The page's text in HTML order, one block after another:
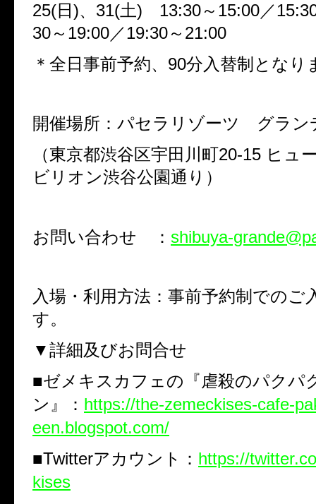
25(日 )、 31(土) 13:30～ 15:00／
30～ 19:00／19:30～ 21:00
＊全日事前予約、 90分入替制となり
開催場所：パセラリゾーツ グラン
（東京都渋谷区宇田川町20-15 ヒュ
ビリオン渋谷公園通り）
お問い合わせ ： shibuya-
入場・利用方法：事前予約制でのご
す。
▼詳細及びお問合せ
■ゼメキスカフェの『虐殺のパクパ
ン』： https://the-zemeckises-cafe-
een.blogspot.com/
■Twitterアカウント： https://
kises